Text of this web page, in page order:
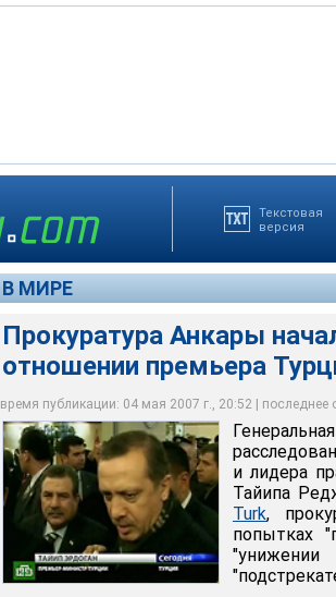
Текстовая
версия
В МИРЕ
Прокуратура Анкары
отношении премьера
время публикации: 04 мая 2007 г., 20:52 | последнее
Прокуратура Анкары начала
время публикации: 20:52 последнее
Анкары начала 4 мая расследование в
лидера п
НТВ
и лидера
Тайипа
Turk,
попытках
"унижении